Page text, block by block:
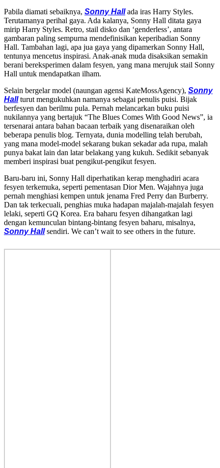
Pabila diamati sebaiknya, Sonny Hallada iras Harry Styles.
Terutamanya perihal gaya. Ada kalanya, Sonny Hall ditata gaya
mirip Harry Styles. Retro, stail disko dan ‘genderless’, antara
gambaran paling sempurna mendefinisikan keperibadian Sonny
Hall. Tambahan lagi, apa jua gaya yang dipamerkan Sonny Hall,
tentunya mencetus inspirasi. Anak-anak muda disaksikan semakin
berani bereksperimen dalam fesyen, yang mana merujuk stail Sonny
Hall untuk mendapatkan ilham.
Selain bergelar model (naungan agensi KateMossAgency), Sonny
Hallturut mengukuhkan namanya sebagai penulis puisi. Bijak
berfesyen dan berilmu pula. Pernah melancarkan buku puisi
nukilannya yang bertajuk “The Blues Comes With Good News”, ia
tersenarai antara bahan bacaan terbaik yang disenaraikan oleh
beberapa penulis blog. Ternyata, dunia modelling telah berubah,
yang mana model-model sekarang bukan sekadar ada rupa, malah
punya bakat lain dan latar belakang yang kukuh. Sedikit sebanyak
memberi inspirasi buat pengikut-pengikut fesyen.
Baru-baru ini, Sonny Hall diperhatikan kerap menghadiri acara
fesyen terkemuka, seperti pementasan Dior Men. Wajahnya juga
pernah menghiasi kempen untuk jenama Fred Perry dan Burberry.
Dan tak terkecuali, penghias muka hadapan majalah-majalah fesyen
lelaki, seperti GQ Korea. Era baharu fesyen dihangatkan lagi
dengan kemunculan bintang-bintang fesyen baharu, misalnya,
Sonny Hallsendiri. We can’t wait to see others in the future.